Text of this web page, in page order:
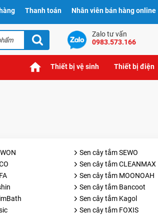
Thanh toán Nhân viên bán hàng online
Zalo tư vấn
0983.573.166
Thiết bị vệ sinh Thiết bị điện
Sen cây tắm SEWO
Sen cây tắm CLEANMAX
Sen cây tắm MOONOAH
Sen cây tắm Bancoot
Sen cây tắm Kagol
Sen cây tắm FOXIS